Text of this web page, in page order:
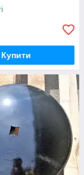
Купити